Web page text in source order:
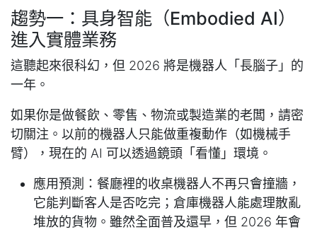
趨勢一：具身智能（Embodied AI）
進入實體業務
這聽起來很科幻，但 2026 將是機器人「長腦子」的
一年。
如果你是做餐飲、零售、物流或製造業的老闆，請密
切關注。以前的機器人只能做重複動作（如機械手
臂），現在的 AI 可以透過鏡頭「看懂」環境。
應用預測：餐廳裡的收桌機器人不再只會撞牆，
它能判斷客人是否吃完；倉庫機器人能處理散亂
堆放的貨物。雖然全面普及還早，但 2026 年會